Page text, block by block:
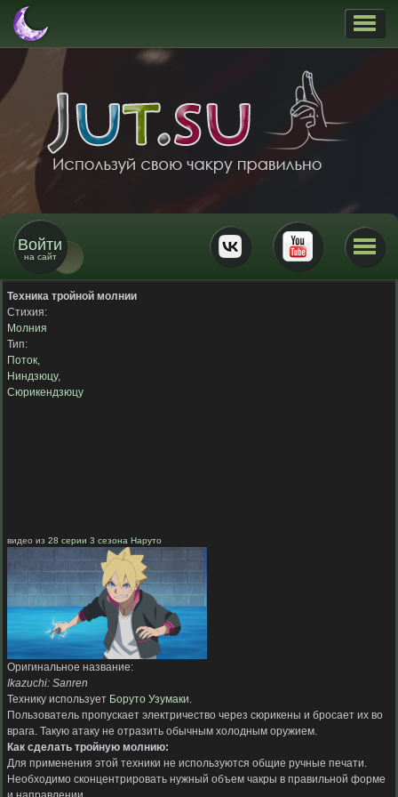
Войти
на сайт
Техника тройной молнии
Стихия:
Молния
Тип:
Поток,
Ниндзюцу,
Сюрикендзюцу
видео из 28 серии 3 сезона Наруто
Оригинальное название:
Ikazuchi: Sanren
Технику использует Боруто Узумаки.
Пользователь пропускает электричество через сюрикены и бросает их во
врага. Такую атаку не отразить обычным холодным оружием.
Как сделать тройную молнию:
Для применения этой техники не используются общие ручные печати.
Необходимо сконцентрировать нужный объем чакры в правильной форме